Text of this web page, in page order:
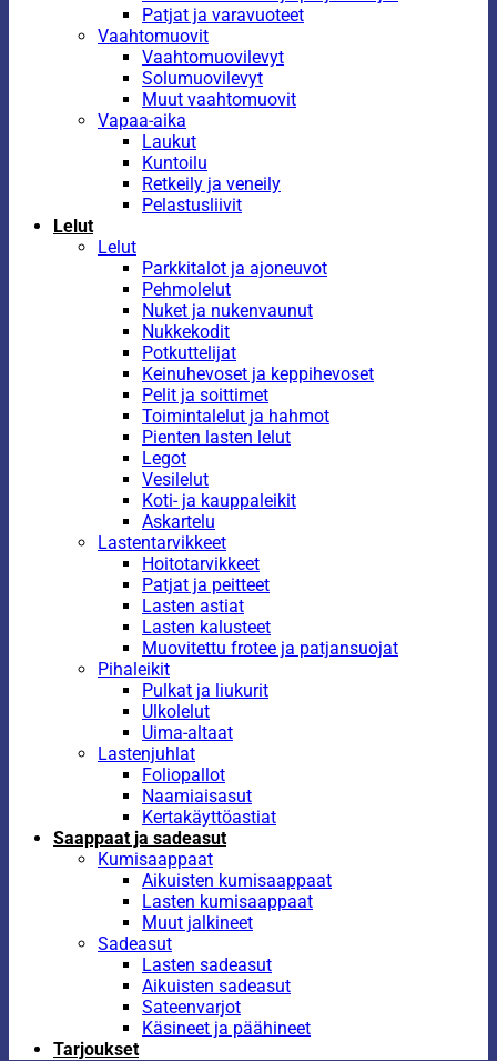
Patjat ja varavuoteet
Vaahtomuovit
Vaahtomuovilevyt
Solumuovilevyt
Muut vaahtomuovit
Vapaa-aika
Laukut
Kuntoilu
Retkeily ja veneily
Pelastusliivit
Lelut
Lelut
Parkkitalot ja ajoneuvot
Pehmolelut
Nuket ja nukenvaunut
Nukkekodit
Potkuttelijat
Keinuhevoset ja keppihevoset
Pelit ja soittimet
Toimintalelut ja hahmot
Pienten lasten lelut
Legot
Vesilelut
Koti- ja kauppaleikit
Askartelu
Lastentarvikkeet
Hoitotarvikkeet
Patjat ja peitteet
Lasten astiat
Lasten kalusteet
Muovitettu frotee ja patjansuojat
Pihaleikit
Pulkat ja liukurit
Ulkolelut
Uima-altaat
Lastenjuhlat
Foliopallot
Naamiaisasut
Kertakäyttöastiat
Saappaat ja sadeasut
Kumisaappaat
Aikuisten kumisaappaat
Lasten kumisaappaat
Muut jalkineet
Sadeasut
Lasten sadeasut
Aikuisten sadeasut
Sateenvarjot
Käsineet ja päähineet
Tarjoukset